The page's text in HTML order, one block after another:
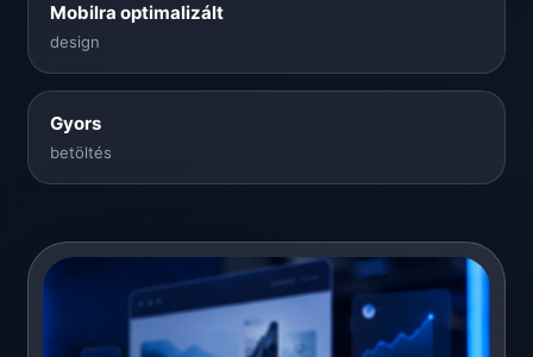
Mobilra optimalizált
design
Gyors
betöltés